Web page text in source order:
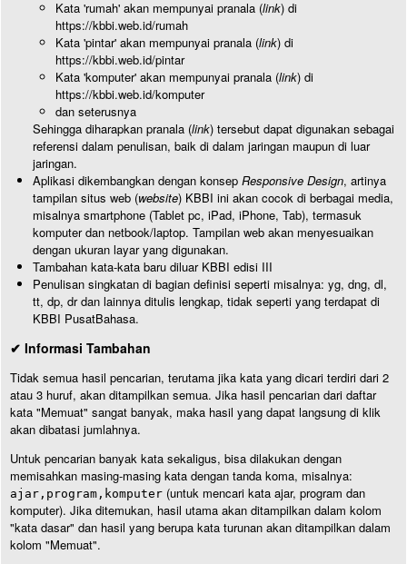
Kata 'rumah' akan mempunyai pranala (link) di
https://kbbi.web.id/rumah
Kata 'pintar' akan mempunyai pranala (link) di
https://kbbi.web.id/pintar
Kata 'komputer' akan mempunyai pranala (link) di
https://kbbi.web.id/komputer
dan seterusnya
Sehingga diharapkan pranala (link) tersebut dapat digunakan sebagai
referensi dalam penulisan, baik di dalam jaringan maupun di luar
jaringan.
Aplikasi dikembangkan dengan konsep Responsive Design, artinya
tampilan situs web (website) KBBI ini akan cocok di berbagai media,
misalnya smartphone (Tablet pc, iPad, iPhone, Tab), termasuk
komputer dan netbook/laptop. Tampilan web akan menyesuaikan
dengan ukuran layar yang digunakan.
Tambahan kata-kata baru diluar KBBI edisi III
Penulisan singkatan di bagian definisi seperti misalnya: yg, dng, dl,
tt, dp, dr dan lainnya ditulis lengkap, tidak seperti yang terdapat di
KBBI PusatBahasa.
✔ Informasi Tambahan
Tidak semua hasil pencarian, terutama jika kata yang dicari terdiri dari 2
atau 3 huruf, akan ditampilkan semua. Jika hasil pencarian dari daftar
kata "Memuat" sangat banyak, maka hasil yang dapat langsung di klik
akan dibatasi jumlahnya.
Untuk pencarian banyak kata sekaligus, bisa dilakukan dengan
memisahkan masing-masing kata dengan tanda koma, misalnya:
ajar,program,komputer (untuk mencari kata ajar, program dan
komputer). Jika ditemukan, hasil utama akan ditampilkan dalam kolom
"kata dasar" dan hasil yang berupa kata turunan akan ditampilkan dalam
kolom "Memuat".